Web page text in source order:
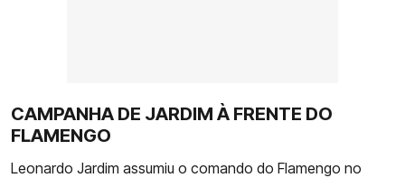
CAMPANHA DE JARDIM À FRENTE DO
FLAMENGO
Leonardo Jardim assumiu o comando do Flamengo no